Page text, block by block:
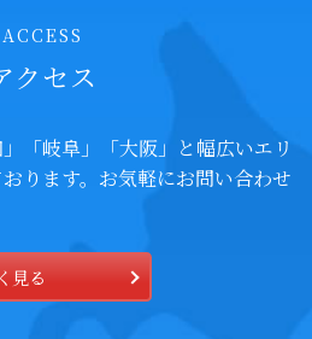
ACCESS
クセス
「岐阜」「大阪」と幅広いエリ
ります。お気軽にお問い合わせ
見る